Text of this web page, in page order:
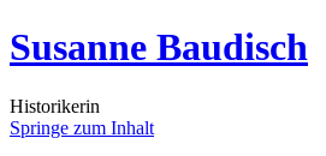
Susanne Baudisch
Historikerin
Springe zum Inhalt